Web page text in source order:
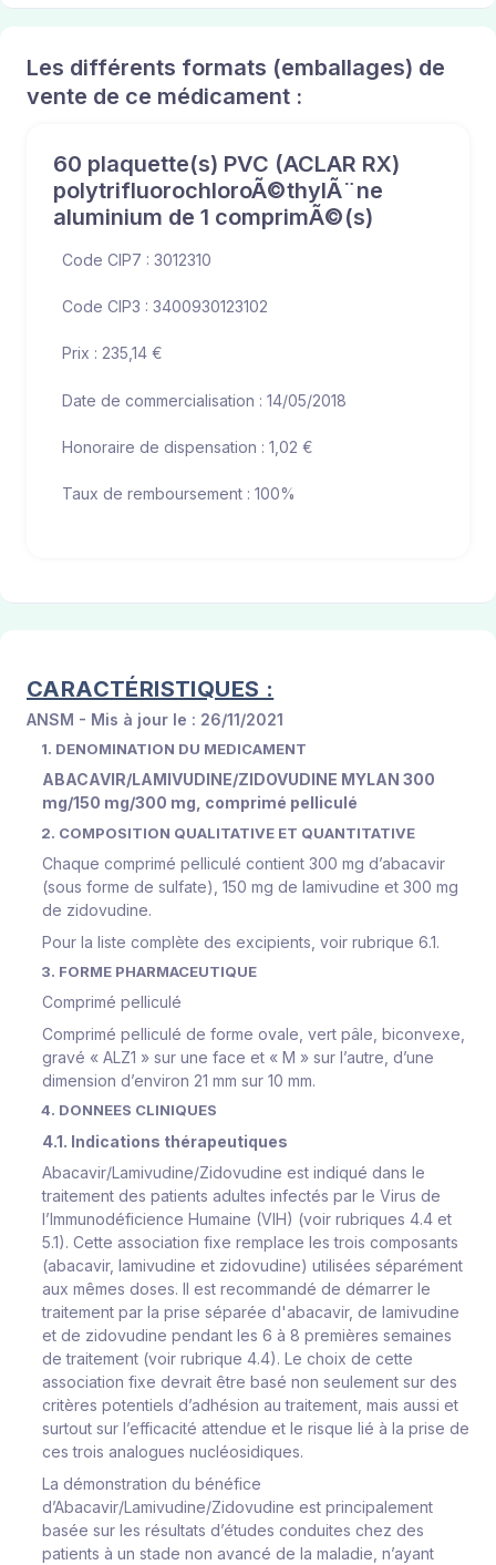
Les différents formats (emballages) de
vente de ce médicament :
60 plaquette(s) PVC (ACLAR RX)
polytrifluorochloroÃ©thylÃ¨ne
aluminium de 1 comprimÃ©(s)
Code CIP7 : 3012310
Code CIP3 : 3400930123102
Prix : 235,14 €
Date de commercialisation : 14/05/2018
Honoraire de dispensation : 1,02 €
Taux de remboursement : 100%
CARACTÉRISTIQUES :
ANSM - Mis à jour le : 26/11/2021
1. DENOMINATION DU MEDICAMENT
ABACAVIR/LAMIVUDINE/ZIDOVUDINE MYLAN 300
mg/150 mg/300 mg, comprimé pelliculé
2. COMPOSITION QUALITATIVE ET QUANTITATIVE
Chaque comprimé pelliculé contient 300 mg d’abacavir
(sous forme de sulfate), 150 mg de lamivudine et 300 mg
de zidovudine.
Pour la liste complète des excipients, voir rubrique 6.1.
3. FORME PHARMACEUTIQUE
Comprimé pelliculé
Comprimé pelliculé de forme ovale, vert pâle, biconvexe,
gravé « ALZ1 » sur une face et « M » sur l’autre, d’une
dimension d’environ 21 mm sur 10 mm.
4. DONNEES CLINIQUES
4.1. Indications thérapeutiques
Abacavir/Lamivudine/Zidovudine est indiqué dans le
traitement des patients adultes infectés par le Virus de
l’Immunodéficience Humaine (VIH) (voir rubriques 4.4 et
5.1). Cette association fixe remplace les trois composants
(abacavir, lamivudine et zidovudine) utilisées séparément
aux mêmes doses. Il est recommandé de démarrer le
traitement par la prise séparée d'abacavir, de lamivudine
et de zidovudine pendant les 6 à 8 premières semaines
de traitement (voir rubrique 4.4). Le choix de cette
association fixe devrait être basé non seulement sur des
critères potentiels d’adhésion au traitement, mais aussi et
surtout sur l’efficacité attendue et le risque lié à la prise de
ces trois analogues nucléosidiques.
La démonstration du bénéfice
d’Abacavir/Lamivudine/Zidovudine est principalement
basée sur les résultats d’études conduites chez des
patients à un stade non avancé de la maladie, n’ayant